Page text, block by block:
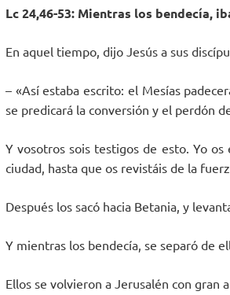
Lc 24,46-53: Mientras los bendecía,
En aquel tiempo, dijo Jesús a sus
– «Así estaba escrito: el Mesías
se predicará la conversión y el perdón
Y vosotros sois testigos de esto. Yo
ciudad, hasta que os revistáis de la
Después los sacó hacia Betania, y
Y mientras los bendecía, se separó de
Ellos se volvieron a Jerusalén con gran